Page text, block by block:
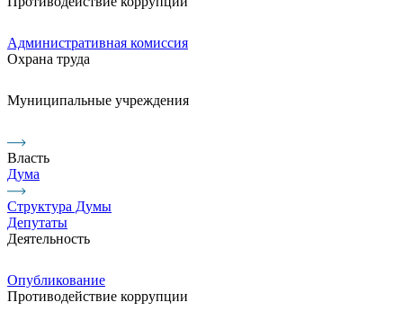
Административная комиссия
Охрана труда
Муниципальные учреждения
Власть
Дума
Структура Думы
Депутаты
Деятельность
Опубликование
Противодействие коррупции